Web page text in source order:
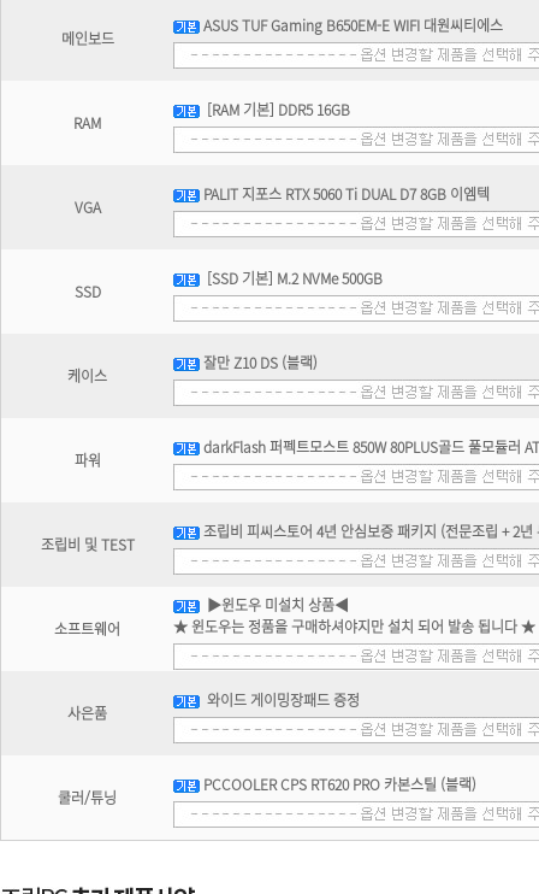
메인보드
ASUS TUF Gaming B650EM-E WIFI 대원씨티에스
RAM
[RAM 기본] DDR5 16GB
VGA
PALIT 지포스 RTX 5060 Ti DUAL D7 8GB 이엠텍
SSD
[SSD 기본] M.2 NVMe 500GB
케이스
잘만 Z10 DS (블랙)
파워
darkFlash 퍼펙트모스트 850W 80PLUS골드 풀모듈러
조립비 및 TEST
조립비 피씨스토어 4년 안심보증 패키지 (전문조립 + 2
소프트웨어
▶윈도우 미설치 상품◀
★ 윈도우는 정품을 구매하셔야지만 설치 되어 발송 됩니다 ★
사은품
와이드 게이밍장패드 증정
쿨러/튜닝
PCCOOLER CPS RT620 PRO 카본스틸 (블랙)